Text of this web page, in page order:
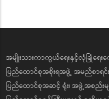
အမျိုးသားကာကွယ်ရေးနှင့်လုံခြုံရေး
ပြည်ထောင်စုအစိုးရအဖွဲ့ အမည်စာရင်း
ပြည်ထောင်စုအဆင့် ရုံး၊ အဖွဲ့အစည်းမျ